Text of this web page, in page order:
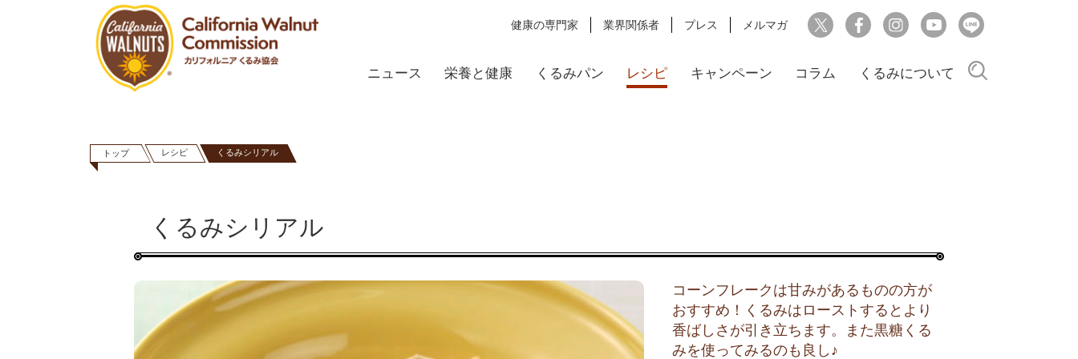
健康の専門家 業界関係者 プレス メルマガ
ニュース 栄養と健康 くるみパン レシピ キャンペーン コラム くるみについて
トップ レシピ くるみシリアル
くるみシリアル
コーンフレークは甘みがあるものの方が
おすすめ！くるみはローストするとより
香ばしさが引き立ちます。また黒糖くる
みを使ってみるのも良し♪